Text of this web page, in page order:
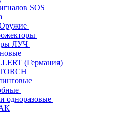
SOS
ЛУЧ
(Германия)
одноразовые